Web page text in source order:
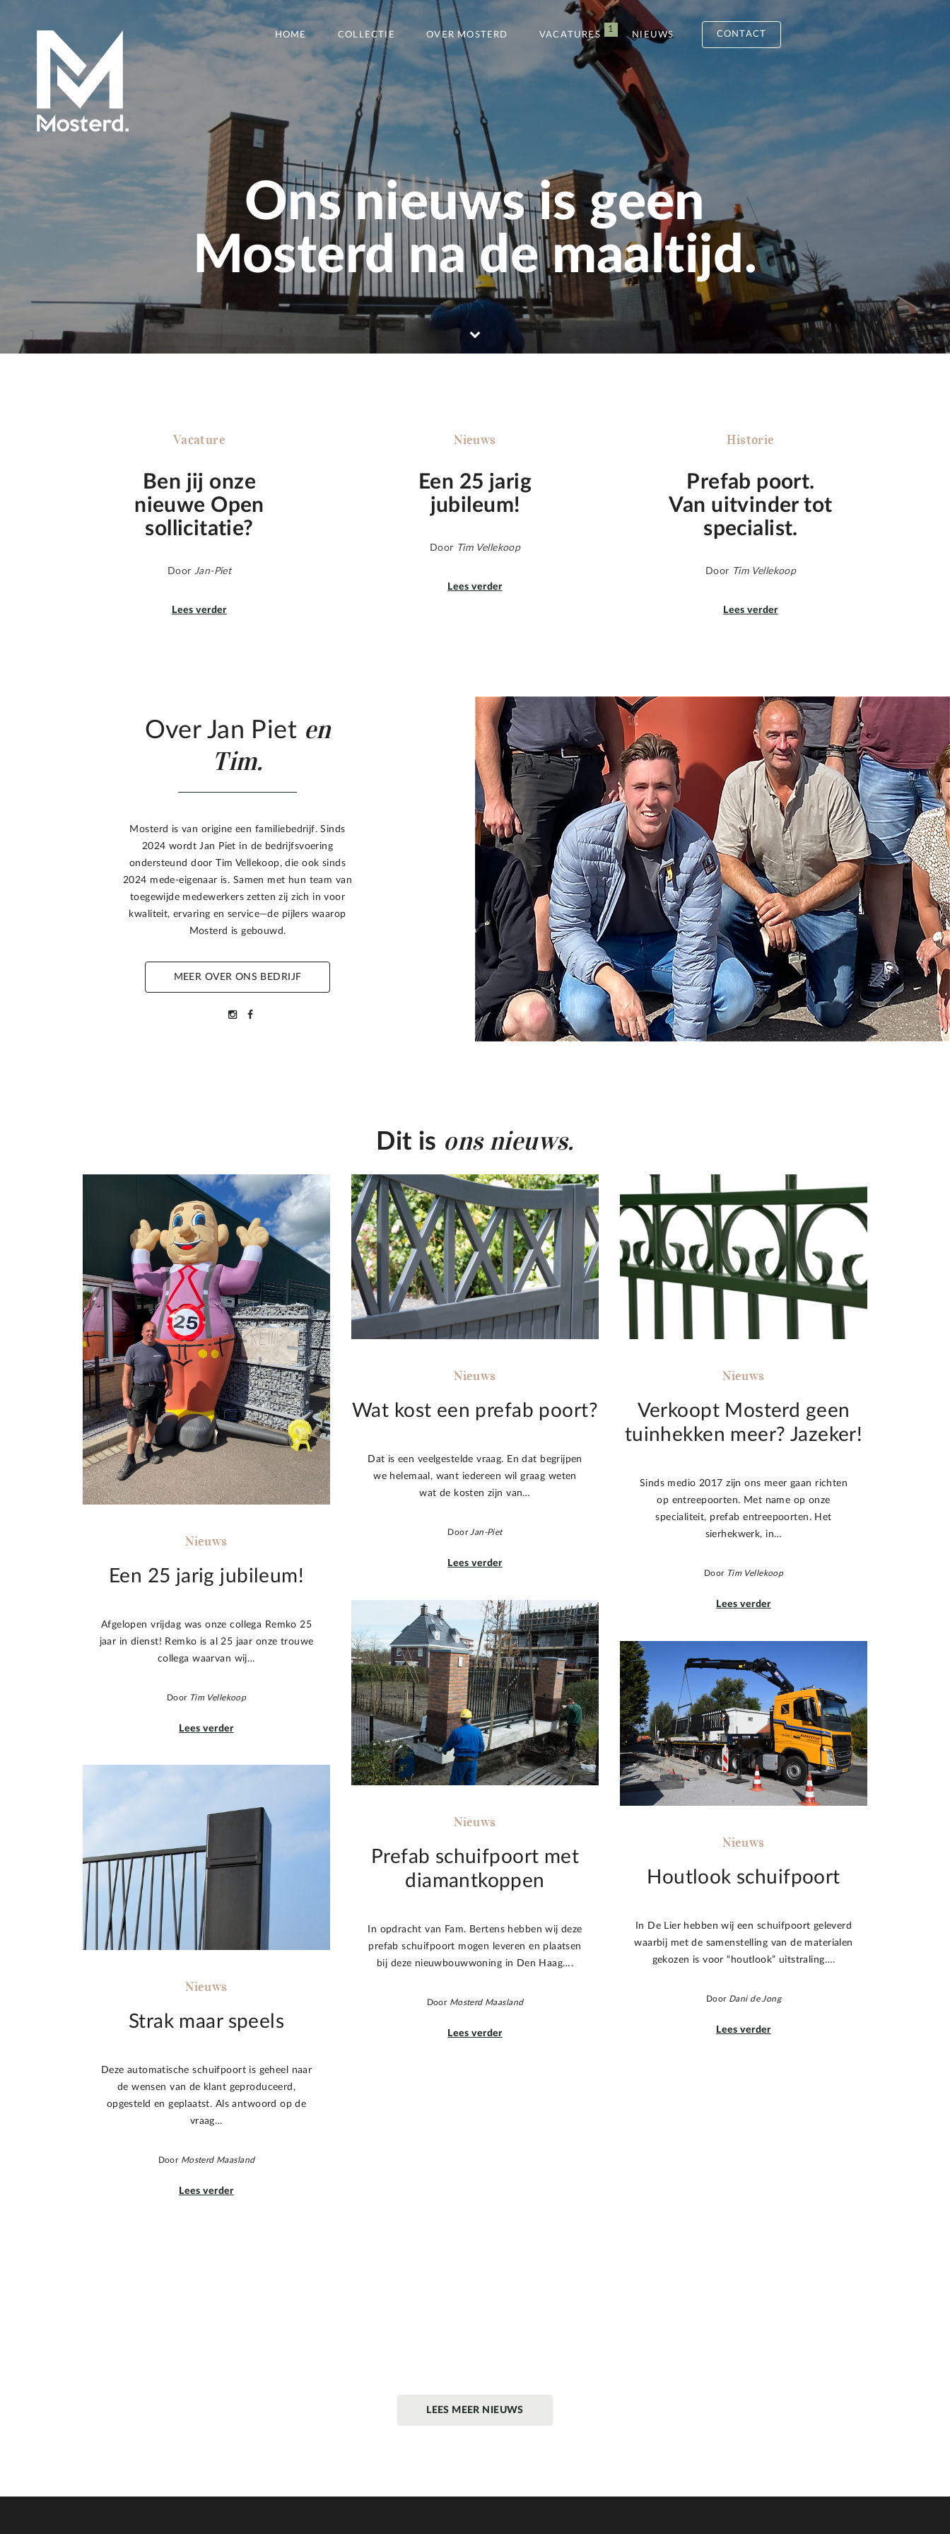
HOME COLLECTIE OVER MOSTERD VACATURES
1
NIEUWS CONTACT
Ons nieuws is geen
Mosterd na de maaltijd.
Vacature
Ben jij onze
nieuwe Open
sollicitatie?
Door Jan-Piet
Lees verder
Nieuws
Een 25 jarig
jubileum!
Door Tim Vellekoop
Lees verder
Historie
Prefab poort.
Van uitvinder tot
specialist.
Door Tim Vellekoop
Lees verder
Over Jan Piet en
Tim.
Mosterd is van origine een familiebedrijf. Sinds
2024 wordt Jan Piet in de bedrijfsvoering
ondersteund door Tim Vellekoop, die ook sinds
2024 mede-eigenaar is. Samen met hun team van
toegewijde medewerkers zetten zij zich in voor
kwaliteit, ervaring en service—de pijlers waarop
Mosterd is gebouwd.
MEER OVER ONS BEDRIJF
Dit is ons nieuws.
Nieuws
Een 25 jarig jubileum!
Afgelopen vrijdag was onze collega Remko 25
jaar in dienst! Remko is al 25 jaar onze trouwe
collega waarvan wij…
Door Tim Vellekoop
Lees verder
Nieuws
Wat kost een prefab poort?
Dat is een veelgestelde vraag. En dat begrijpen
we helemaal, want iedereen wil graag weten
wat de kosten zijn van…
Door Jan-Piet
Lees verder
Nieuws
Verkoopt Mosterd geen
tuinhekken meer? Jazeker!
Sinds medio 2017 zijn ons meer gaan richten
op entreepoorten. Met name op onze
specialiteit, prefab entreepoorten. Het
sierhekwerk, in…
Door Tim Vellekoop
Lees verder
Nieuws
Prefab schuifpoort met
diamantkoppen
In opdracht van Fam. Bertens hebben wij deze
prefab schuifpoort mogen leveren en plaatsen
bij deze nieuwbouwwoning in Den Haag….
Door Mosterd Maasland
Lees verder
Nieuws
Houtlook schuifpoort
In De Lier hebben wij een schuifpoort geleverd
waarbij met de samenstelling van de materialen
gekozen is voor “houtlook” uitstraling….
Door Dani de Jong
Lees verder
Nieuws
Strak maar speels
Deze automatische schuifpoort is geheel naar
de wensen van de klant geproduceerd,
opgesteld en geplaatst. Als antwoord op de
vraag…
Door Mosterd Maasland
Lees verder
LEES MEER NIEUWS